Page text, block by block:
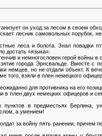
он уход за лесом в своем
лесник самовольных порубок,
леса и болота. Знал повадки
достать «языка».
и немногословен герой войны в
города Эрнсвальде. Вместе с
немцев, но не отдали объект. К
того, взяли в плен немецкого
для противника на его
в плен двух немецких офицеров и
в предместьях Берлина,
а умением!
за войну пять ранении, причем